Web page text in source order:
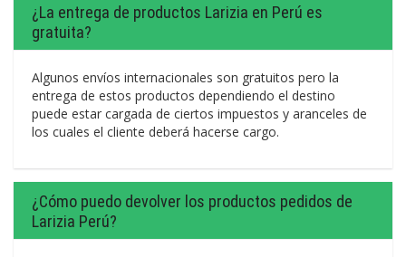
¿La entrega de productos Larizia en Perú es
gratuita?
Algunos envíos internacionales son gratuitos pero la
entrega de estos productos dependiendo el destino
puede estar cargada de ciertos impuestos y aranceles de
los cuales el cliente deberá hacerse cargo.
¿Cómo puedo devolver los productos pedidos de
Larizia Perú?